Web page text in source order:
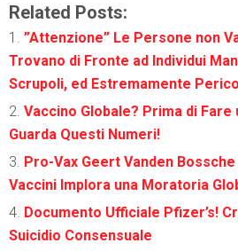
Related Posts:
”Attenzione” Le Persone non
Trovano di Fronte ad Individui
Scrupoli, ed Estremamente
Vaccino Globale? Prima di Fare
Guarda Questi Numeri!
Pro-Vax Geert Vanden
Vaccini Implora una Moratoria
Documento Ufficiale Pfizer’s!
Suicidio Consensuale